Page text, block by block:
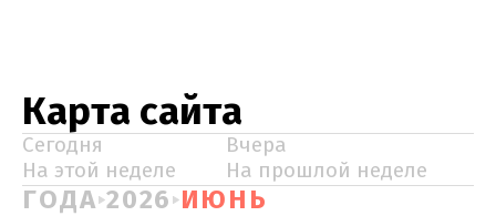
Карта сайта
Сегодня
Вчера
На этой неделе
На прошлой неделе
ГОДА 2026 ИЮНЬ